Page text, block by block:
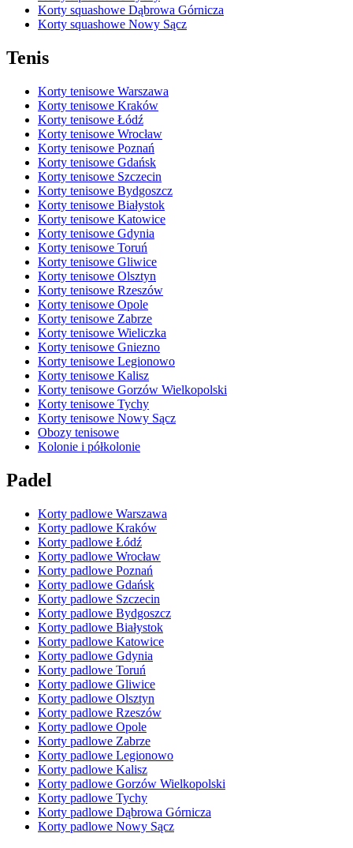
Korty squashowe Dąbrowa Górnicza
Korty squashowe Nowy Sącz
Tenis
Korty tenisowe Warszawa
Korty tenisowe Kraków
Korty tenisowe Łódź
Korty tenisowe Wrocław
Korty tenisowe Poznań
Korty tenisowe Gdańsk
Korty tenisowe Szczecin
Korty tenisowe Bydgoszcz
Korty tenisowe Białystok
Korty tenisowe Katowice
Korty tenisowe Gdynia
Korty tenisowe Toruń
Korty tenisowe Gliwice
Korty tenisowe Olsztyn
Korty tenisowe Rzeszów
Korty tenisowe Opole
Korty tenisowe Zabrze
Korty tenisowe Wieliczka
Korty tenisowe Gniezno
Korty tenisowe Legionowo
Korty tenisowe Kalisz
Korty tenisowe Gorzów Wielkopolski
Korty tenisowe Tychy
Korty tenisowe Nowy Sącz
Obozy tenisowe
Kolonie i półkolonie
Padel
Korty padlowe Warszawa
Korty padlowe Kraków
Korty padlowe Łódź
Korty padlowe Wrocław
Korty padlowe Poznań
Korty padlowe Gdańsk
Korty padlowe Szczecin
Korty padlowe Bydgoszcz
Korty padlowe Białystok
Korty padlowe Katowice
Korty padlowe Gdynia
Korty padlowe Toruń
Korty padlowe Gliwice
Korty padlowe Olsztyn
Korty padlowe Rzeszów
Korty padlowe Opole
Korty padlowe Zabrze
Korty padlowe Legionowo
Korty padlowe Kalisz
Korty padlowe Gorzów Wielkopolski
Korty padlowe Tychy
Korty padlowe Dąbrowa Górnicza
Korty padlowe Nowy Sącz